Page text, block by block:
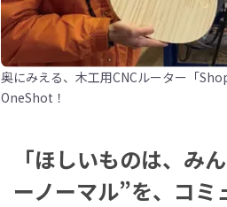
奥にみえる、木工用CNCルーター「
OneShot！
「ほしいものは、み
ーノーマル”を、コミ